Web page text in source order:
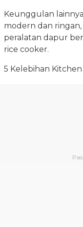
Keunggulan
modern dan
peralatan dapur
rice cooker.
5 Kelebihan